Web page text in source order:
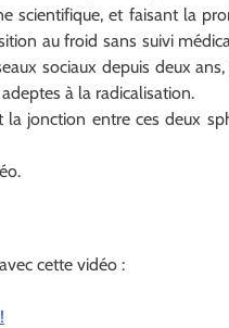
scientifique, et faisant la
au froid sans suivi
sociaux depuis deux
à la radicalisation.
jonction entre ces deux
cette vidéo :